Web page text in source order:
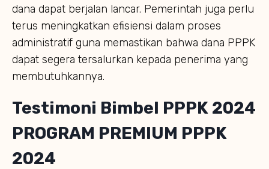
dana dapat berjalan lancar. Pemerintah juga perlu
terus meningkatkan efisiensi dalam proses
administratif guna memastikan bahwa dana PPPK
dapat segera tersalurkan kepada penerima yang
membutuhkannya.
Testimoni Bimbel PPPK 2024
PROGRAM PREMIUM PPPK
2024